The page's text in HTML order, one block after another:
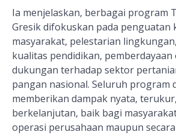
Ia menjelaskan, berbagai program
Gresik difokuskan pada penguatan
masyarakat, pelestarian
kualitas pendidikan,
dukungan terhadap sektor
pangan nasional. Seluruh program
memberikan dampak nyata,
berkelanjutan, baik bagi
operasi perusahaan maupun